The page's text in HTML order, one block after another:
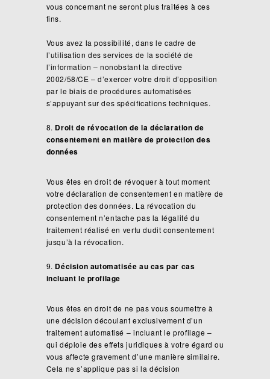
vous concernant ne seront plus traitées à ces
fins.
Vous avez la possibilité, dans le cadre de
l’utilisation des services de la société de
l’information – nonobstant la directive
2002/58/CE – d’exercer votre droit d’opposition
par le biais de procédures automatisées
s’appuyant sur des spécifications techniques.
Droit de révocation de la déclaration de
consentement en matière de protection des
données
Vous êtes en droit de révoquer à tout moment
votre déclaration de consentement en matière de
protection des données. La révocation du
consentement n’entache pas la légalité du
traitement réalisé en vertu dudit consentement
jusqu’à la révocation.
Décision automatisée au cas par cas
incluant le profilage
Vous êtes en droit de ne pas vous soumettre à
une décision découlant exclusivement d’un
traitement automatisé – incluant le profilage –
qui déploie des effets juridiques à votre égard ou
vous affecte gravement d’une manière similaire.
Cela ne s’applique pas si la décision